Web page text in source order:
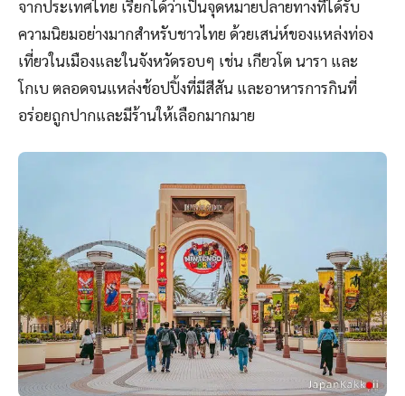
จากประเทศไทย เรียกได้ว่าเป็นจุดหมายปลายทางที่ได้รับ
ความนิยมอย่างมากสำหรับชาวไทย ด้วยเสน่ห์ของแหล่งท่อง
เที่ยวในเมืองและในจังหวัดรอบๆ เช่น เกียวโต นารา และ
โกเบ ตลอดจนแหล่งช้อปปิ้งที่มีสีสัน และอาหารการกินที่
อร่อยถูกปากและมีร้านให้เลือกมากมาย